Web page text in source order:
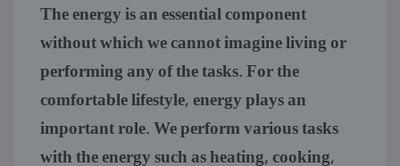
The energy is an essential component
without which we cannot imagine living or
performing any of the tasks. For the
comfortable lifestyle, energy plays an
important role. We perform various tasks
with the energy such as heating, cooking,